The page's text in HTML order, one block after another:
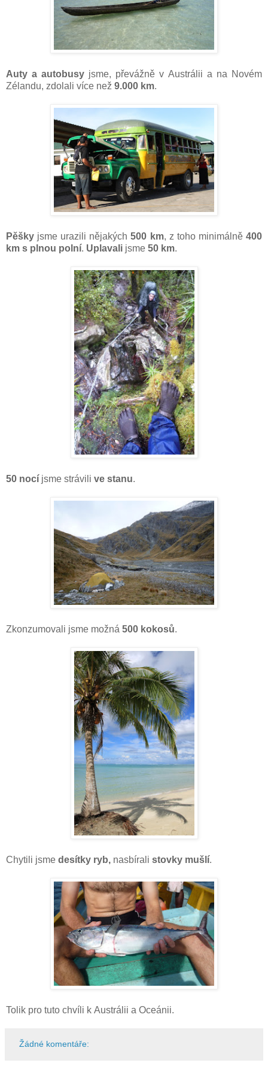
Auty a autobusy jsme, převážně v Austrálii a na Novém
Zélandu, zdolali více než 9.000 km.
Pěšky jsme urazili nějakých500 km, z toho minimálně400
km s plnou polní. Uplavali jsme 50 km.
50 nocí jsme strávili ve stanu.
Zkonzumovali jsme možná 500 kokosů.
Chytili jsme desítky ryb, nasbírali stovky mušlí.
Tolik pro tuto chvíli k Austrálii a Oceánii.
Žádné komentáře: